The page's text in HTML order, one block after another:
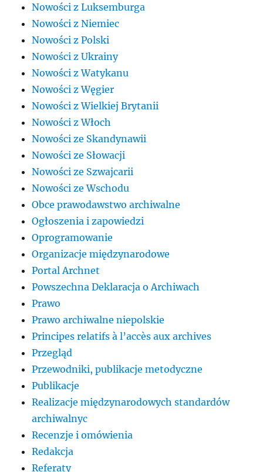
Nowości z Luksemburga
Nowości z Niemiec
Nowości z Polski
Nowości z Ukrainy
Nowości z Watykanu
Nowości z Węgier
Nowości z Wielkiej Brytanii
Nowości z Włoch
Nowości ze Skandynawii
Nowości ze Słowacji
Nowości ze Szwajcarii
Nowości ze Wschodu
Obce prawodawstwo archiwalne
Ogłoszenia i zapowiedzi
Oprogramowanie
Organizacje międzynarodowe
Portal Archnet
Powszechna Deklaracja o Archiwach
Prawo
Prawo archiwalne niepolskie
Principes relatifs à l’accès aux archives
Przegląd
Przewodniki, publikacje metodyczne
Publikacje
Realizacje międzynarodowych standardów
archiwalnyc
Recenzje i omówienia
Redakcja
Referaty